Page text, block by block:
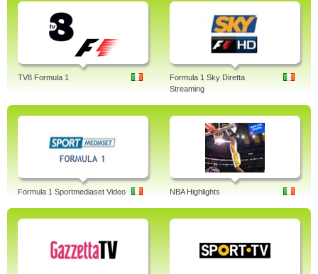
TV8 Formula 1
Formula 1 Sky Diretta
Streaming
Formula 1 Sportmediaset Video NBA Highlights